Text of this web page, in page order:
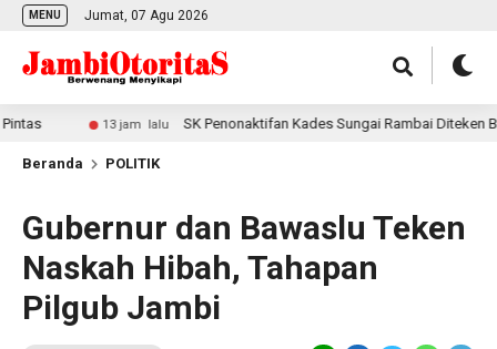
MENU Jumat, 07 Agu 2026
13 jam lalu SK Penonaktifan Kades Sungai Rambai Diteken
Beranda POLITIK
Gubernur dan Bawaslu Teken
Naskah Hibah, Tahapan
Pilgub Jambi